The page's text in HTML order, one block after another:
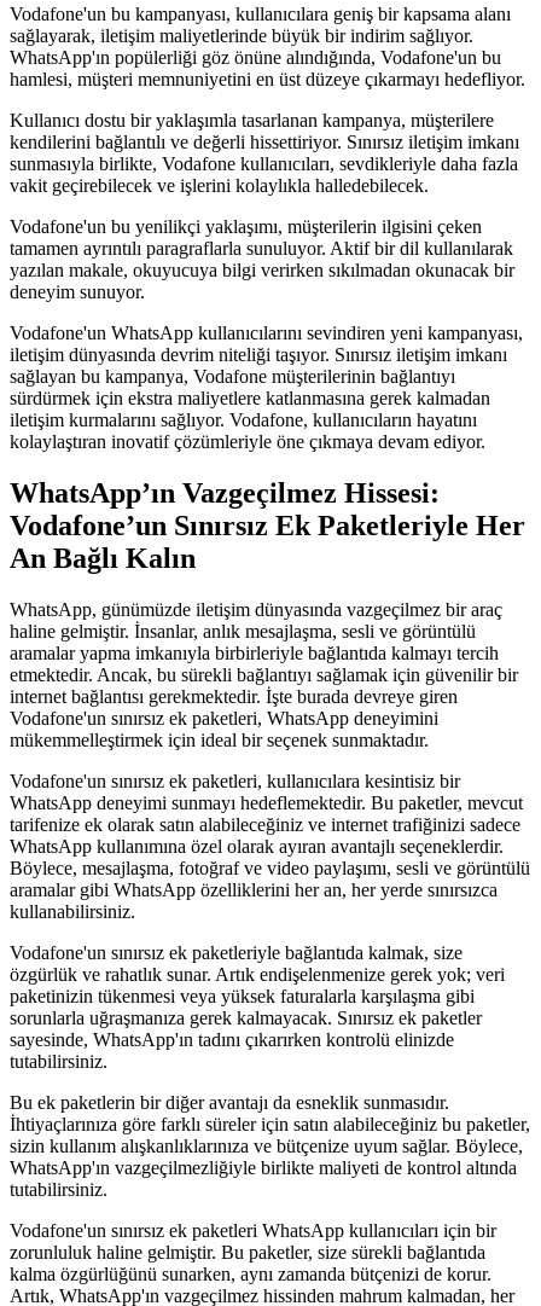
Vodafone'un bu kampanyası, kullanıcılara geniş bir kapsama alanı
sağlayarak, iletişim maliyetlerinde büyük bir indirim sağlıyor.
WhatsApp'ın popülerliği göz önüne alındığında, Vodafone'un bu
hamlesi, müşteri memnuniyetini en üst düzeye çıkarmayı hedefliyor.
Kullanıcı dostu bir yaklaşımla tasarlanan kampanya, müşterilere
kendilerini bağlantılı ve değerli hissettiriyor. Sınırsız iletişim imkanı
sunmasıyla birlikte, Vodafone kullanıcıları, sevdikleriyle daha fazla
vakit geçirebilecek ve işlerini kolaylıkla halledebilecek.
Vodafone'un bu yenilikçi yaklaşımı, müşterilerin ilgisini çeken
tamamen ayrıntılı paragraflarla sunuluyor. Aktif bir dil kullanılarak
yazılan makale, okuyucuya bilgi verirken sıkılmadan okunacak bir
deneyim sunuyor.
Vodafone'un WhatsApp kullanıcılarını sevindiren yeni kampanyası,
iletişim dünyasında devrim niteliği taşıyor. Sınırsız iletişim imkanı
sağlayan bu kampanya, Vodafone müşterilerinin bağlantıyı
sürdürmek için ekstra maliyetlere katlanmasına gerek kalmadan
iletişim kurmalarını sağlıyor. Vodafone, kullanıcıların hayatını
kolaylaştıran inovatif çözümleriyle öne çıkmaya devam ediyor.
WhatsApp’ın Vazgeçilmez Hissesi:
Vodafone’un Sınırsız Ek Paketleriyle Her
An Bağlı Kalın
WhatsApp, günümüzde iletişim dünyasında vazgeçilmez bir araç
haline gelmiştir. İnsanlar, anlık mesajlaşma, sesli ve görüntülü
aramalar yapma imkanıyla birbirleriyle bağlantıda kalmayı tercih
etmektedir. Ancak, bu sürekli bağlantıyı sağlamak için güvenilir bir
internet bağlantısı gerekmektedir. İşte burada devreye giren
Vodafone'un sınırsız ek paketleri, WhatsApp deneyimini
mükemmelleştirmek için ideal bir seçenek sunmaktadır.
Vodafone'un sınırsız ek paketleri, kullanıcılara kesintisiz bir
WhatsApp deneyimi sunmayı hedeflemektedir. Bu paketler, mevcut
tarifenize ek olarak satın alabileceğiniz ve internet trafiğinizi sadece
WhatsApp kullanımına özel olarak ayıran avantajlı seçeneklerdir.
Böylece, mesajlaşma, fotoğraf ve video paylaşımı, sesli ve görüntülü
aramalar gibi WhatsApp özelliklerini her an, her yerde sınırsızca
kullanabilirsiniz.
Vodafone'un sınırsız ek paketleriyle bağlantıda kalmak, size
özgürlük ve rahatlık sunar. Artık endişelenmenize gerek yok; veri
paketinizin tükenmesi veya yüksek faturalarla karşılaşma gibi
sorunlarla uğraşmanıza gerek kalmayacak. Sınırsız ek paketler
sayesinde, WhatsApp'ın tadını çıkarırken kontrolü elinizde
tutabilirsiniz.
Bu ek paketlerin bir diğer avantajı da esneklik sunmasıdır.
İhtiyaçlarınıza göre farklı süreler için satın alabileceğiniz bu paketler,
sizin kullanım alışkanlıklarınıza ve bütçenize uyum sağlar. Böylece,
WhatsApp'ın vazgeçilmezliğiyle birlikte maliyeti de kontrol altında
tutabilirsiniz.
Vodafone'un sınırsız ek paketleri WhatsApp kullanıcıları için bir
zorunluluk haline gelmiştir. Bu paketler, size sürekli bağlantıda
kalma özgürlüğünü sunarken, aynı zamanda bütçenizi de korur.
Artık, WhatsApp'ın vazgeçilmez hissinden mahrum kalmadan, her